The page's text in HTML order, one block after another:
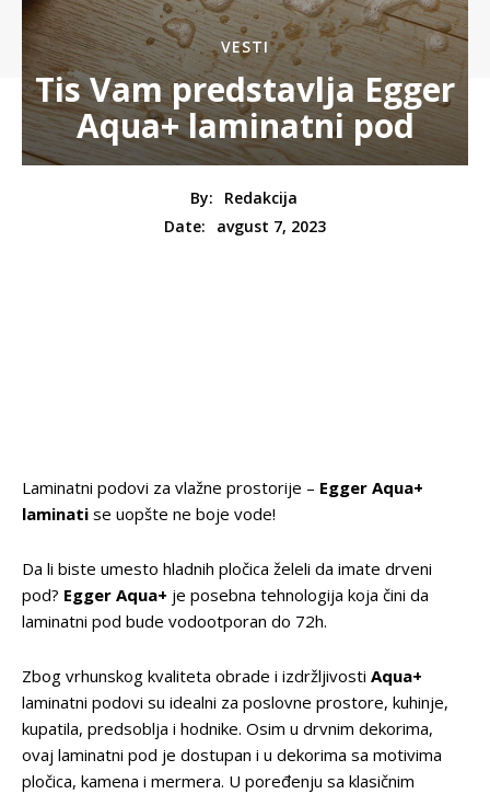
VESTI
Tis Vam predstavlja Egger
Aqua+ laminatni pod
By:
Redakcija
Date:
avgust 7, 2023
Laminatni podovi za vlažne prostorije – Egger Aqua+
laminati se uopšte ne boje vode!
Da li biste umesto hladnih pločica želeli da imate drveni
pod? Egger Aqua+ je posebna tehnologija koja čini da
laminatni pod bude vodootporan do 72h.
Zbog vrhunskog kvaliteta obrade i izdržljivosti Aqua+
laminatni podovi su idealni za poslovne prostore, kuhinje,
kupatila, predsoblja i hodnike. Osim u drvnim dekorima,
ovaj laminatni pod je dostupan i u dekorima sa motivima
pločica, kamena i mermera. U poređenju sa klasičnim